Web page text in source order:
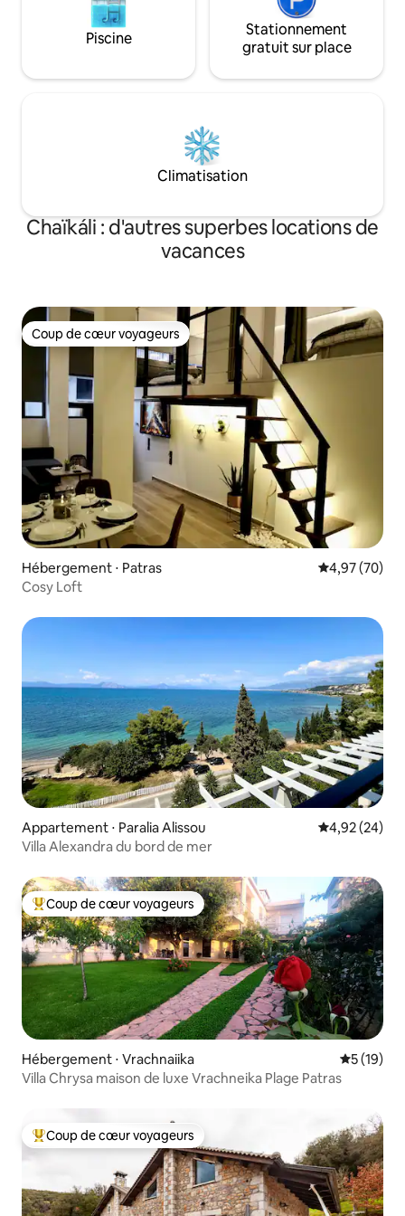
Piscine
Stationnement
gratuit sur place
Climatisation
Chaïkáli : d'autres superbes locations de
vacances
Coup de cœur voyageurs
Coup de cœur voyageurs
Hébergement ⋅ Patras Évaluation
4,97 (70)
Cosy Loft
Appartement ⋅ Paralia Alissou Évaluation
4,92 (24)
Villa Alexandra du bord de mer
Coups de cœur voyageurs les plus appréciés
Coup de cœur voyageurs
Hébergement ⋅ Vrachnaiika
5 (19)
Villa Chrysa maison de luxe Vrachneika Plage Patras
Coups de cœur voyageurs les plus appréciés
Coup de cœur voyageurs